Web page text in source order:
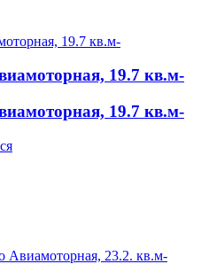
19.7 кв.м-
19.7 кв.м-